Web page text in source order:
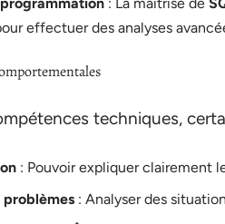
effectuer des analyses
techniques,
: Pouvoir expliquer clairement
problèmes : Analyser des